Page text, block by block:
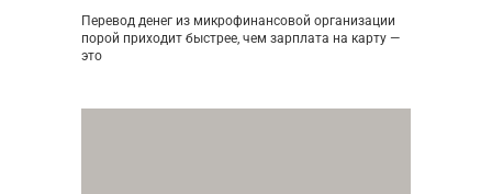
Перевод денег из микрофинансовой организации
порой приходит быстрее, чем зарплата на карту —
это